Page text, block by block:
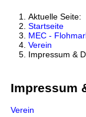
Aktuelle Seite:
Startseite
MEC -
Verein
Impressum &
Impressum
Verein